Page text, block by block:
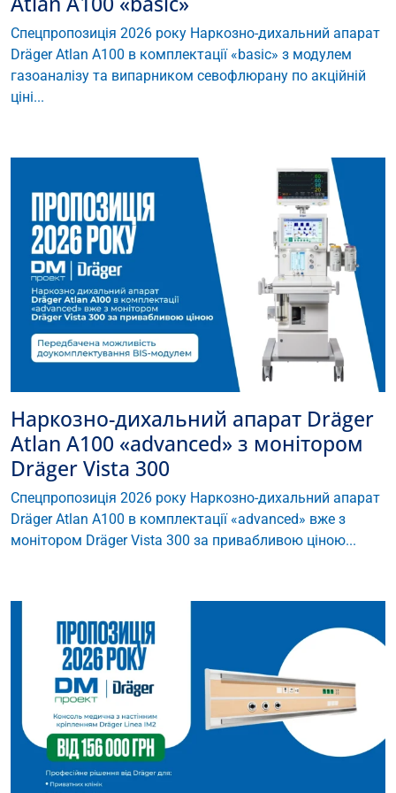
Спецпропозиція 2026 року Наркозно-дихальний апарат
Dräger Atlan A100 в комплектації «basic» з модулем
газоаналізу та випарником севофлюрану по акційній
ціні...
Наркозно-дихальний апарат Dräger
Atlan A100 «advanced» з монітором
Dräger Vista 300
Спецпропозиція 2026 року Наркозно-дихальний апарат
Dräger Atlan A100 в комплектації «advanced» вже з
монітором Dräger Vista 300 за привабливою ціною...